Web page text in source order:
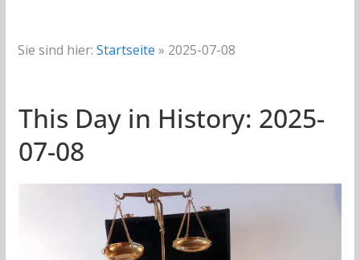
Sie sind hier: Startseite » 2025-07-08
This Day in History: 2025-
07-08